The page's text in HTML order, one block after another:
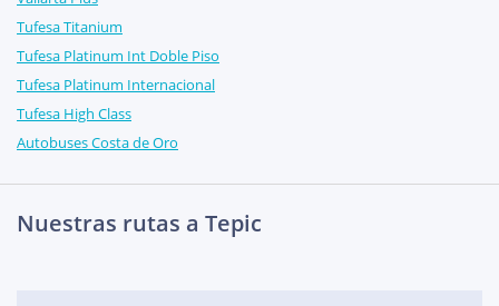
Tufesa Titanium
Tufesa Platinum Int Doble Piso
Tufesa Platinum Internacional
Tufesa High Class
Autobuses Costa de Oro
Nuestras rutas a Tepic